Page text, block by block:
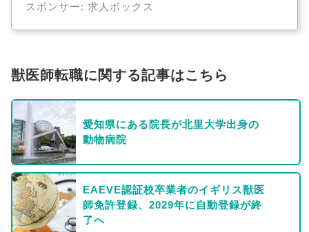
スポンサー: 求人ボックス
獣医師転職に関する記事はこちら
愛知県にある院長が北里大学出身の
動物病院
EAEVE認証校卒業者のイギリス獣医
師免許登録、2029年に自動登録が終
了へ